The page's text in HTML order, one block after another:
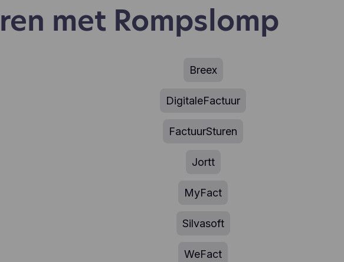
met Rompslomp
Breex
DigitaleFactuur
FactuurSturen
Jortt
MyFact
Silvasoft
WeFact